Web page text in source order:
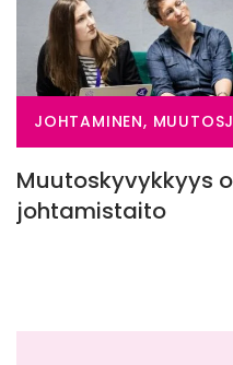
JOHTAMINEN,
Muutoskyvykkyys
johtamistaito